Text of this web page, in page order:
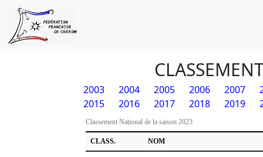
2003 2004 2005 2006 2007
2015
2016 2017 2018 2019
Classement National de la saison 2023
CLASS. NOM